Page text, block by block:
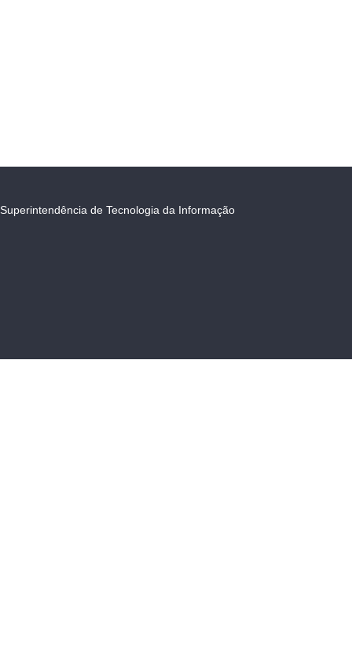
Superintendência de Tecnologia da Informação